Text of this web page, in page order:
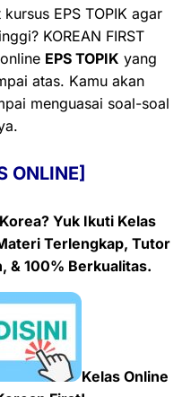
EPS TOPIK agar
KOREAN FIRST
EPS TOPIK yang
atas. Kamu akan
menguasai soal-soal
ONLINE]
Yuk Ikuti Kelas
Terlengkap, Tutor
& 100% Berkualitas.
Kelas Online